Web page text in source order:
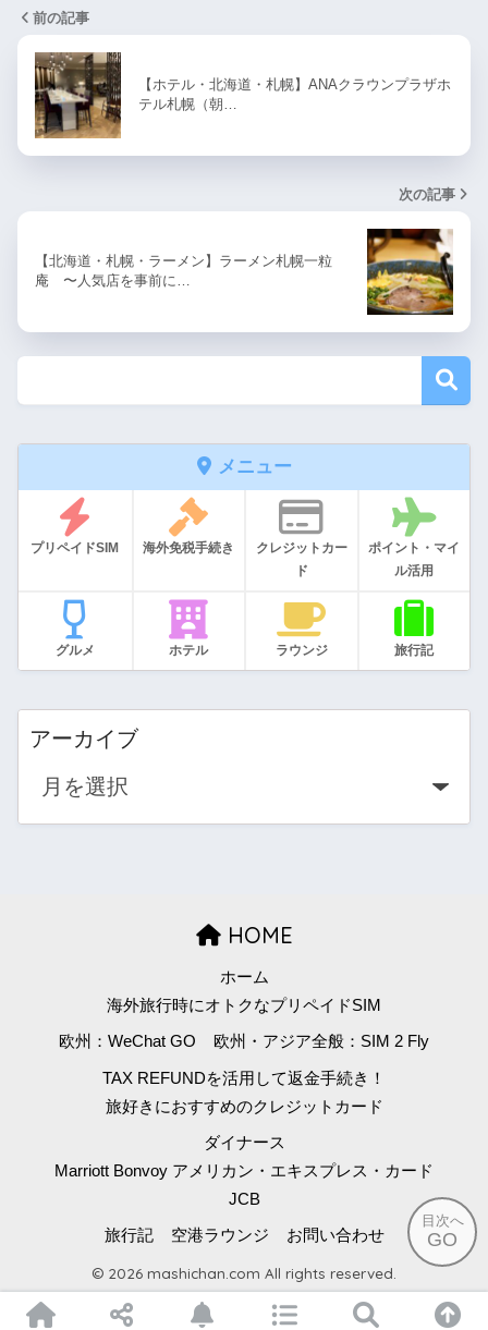
目次へ
GO
前の記事
【ホテル・北海道・札幌】ANAクラウンプラザホ
テル札幌（朝…
次の記事
【北海道・札幌・ラーメン】ラーメン札幌一粒
庵 〜人気店を事前に…
メニュー
プリペイドSIM 海外免税手続き
クレジットカー
ド
ポイント・マイ
ル活用
グルメ ホテル ラウンジ 旅行記
アーカイブ
HOME
ホーム
海外旅行時にオトクなプリペイドSIM
欧州：WeChat GO 欧州・アジア全般：SIM 2 Fly
TAX REFUNDを活用して返金手続き！
旅好きにおすすめのクレジットカード
ダイナース
Marriott Bonvoy アメリカン・エキスプレス・カード
JCB
旅行記 空港ラウンジ お問い合わせ
© 2026 mashichan.com All rights reserved.